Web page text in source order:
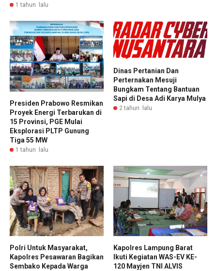
1 tahun lalu
Presiden Prabowo Resmikan
Proyek Energi Terbarukan di
15 Provinsi, PGE Mulai
Eksplorasi PLTP Gunung
Tiga 55 MW
1 tahun lalu
Dinas Pertanian Dan
Perternakan Mesuji
Bungkam Tentang Bantuan
Sapi di Desa Adi Karya Mulya
2 tahun lalu
Polri Untuk Masyarakat,
Kapolres Pesawaran Bagikan
Sembako Kepada Warga
Kapolres Lampung Barat
Ikuti Kegiatan WAS-EV KE-
120 Mayjen TNI ALVIS